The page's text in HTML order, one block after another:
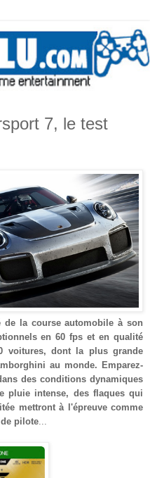
7, le test
de la course automobile à son
en 60 fps et en qualité
voitures, dont la plus grande
au monde. Emparez-
des conditions dynamiques
pluie intense, des flaques qui
mettront à l'épreuve comme
pilote...